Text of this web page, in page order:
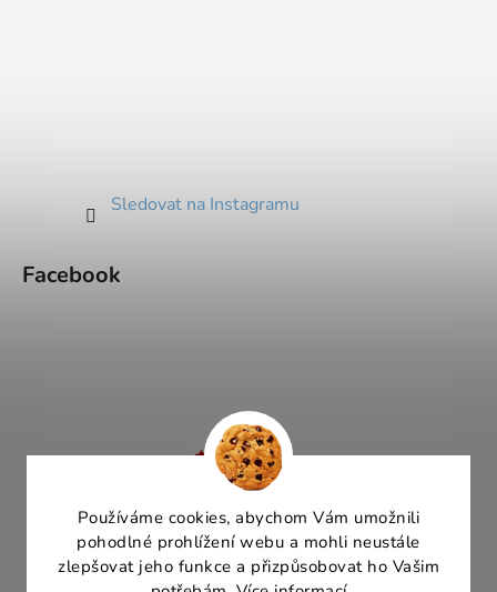
Používáme cookies, abychom Vám umožnili
pohodlné prohlížení webu a mohli neustále
zlepšovat jeho funkce a přizpůsobovat ho Vašim
Sledovat na Instagramu
Facebook